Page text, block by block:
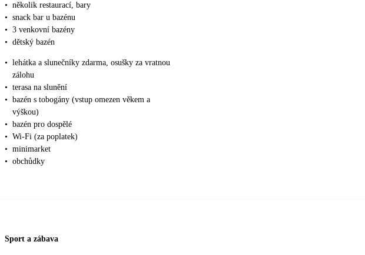
• několik restaurací, bary
• snack bar u bazénu
• 3 venkovní bazény
• dětský bazén
• lehátka a slunečníky zdarma, osušky za vratnou
zálohu
• terasa na slunění
• bazén s tobogány (vstup omezen věkem a
výškou)
• bazén pro dospělé
• Wi-Fi (za poplatek)
• minimarket
• obchůdky
Sport a zábava